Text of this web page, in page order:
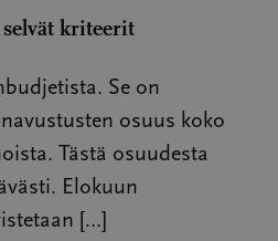
kriteerit
Se on
osuus koko
Tästä osuudesta
Elokuun
[…]